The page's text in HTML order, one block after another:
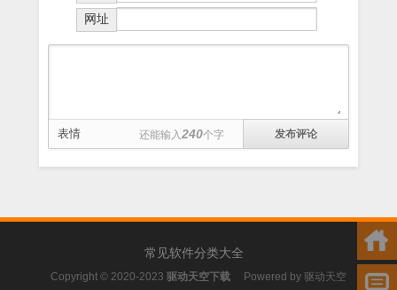
网址
表情 还能输入240个字
常见软件分类大全
Copyright © 2020-2023 驱动天空下载 Powered by 驱动天空